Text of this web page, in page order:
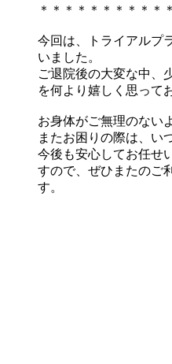
＊＊＊＊＊＊＊＊＊＊＊
今回は、トライアルプ
いました。
ご退院後の大変な中、
を何より嬉しく思って
お身体がご無理のない
またお困りの際は、い
今後も安心してお任せ
すので、ぜひまたのご
す。